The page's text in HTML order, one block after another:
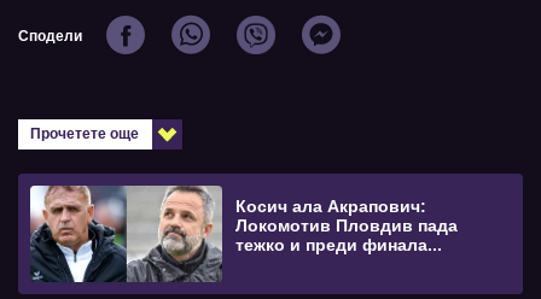
Сподели
Прочетете още
Косич ала Акрапович:
Локомотив Пловдив пада
тежко и преди финала...